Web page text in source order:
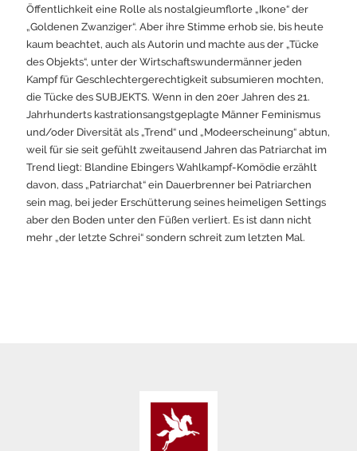
Öffentlichkeit eine Rolle als nostalgieumflorte „Ikone“ der
„Goldenen Zwanziger“. Aber ihre Stimme erhob sie, bis heute
kaum beachtet, auch als Autorin und machte aus der „Tücke
des Objekts“, unter der Wirtschaftswundermänner jeden
Kampf für Geschlechtergerechtigkeit subsumieren mochten,
die Tücke des SUBJEKTS. Wenn in den 20er Jahren des 21.
Jahrhunderts kastrationsangstgeplagte Männer Feminismus
und/oder Diversität als „Trend“ und „Modeerscheinung“ abtun,
weil für sie seit gefühlt zweitausend Jahren das Patriarchat im
Trend liegt: Blandine Ebingers Wahlkampf-Komödie erzählt
davon, dass „Patriarchat“ ein Dauerbrenner bei Patriarchen
sein mag, bei jeder Erschütterung seines heimeligen Settings
aber den Boden unter den Füßen verliert. Es ist dann nicht
mehr „der letzte Schrei“ sondern schreit zum letzten Mal.